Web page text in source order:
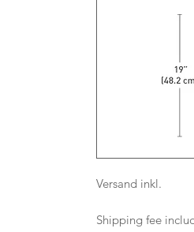
Versand inkl.
Shipping fee